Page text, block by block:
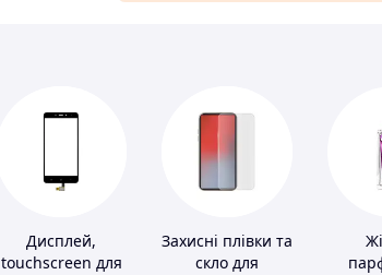
Дисплей,
touchscreen для
Захисні плівки та
скло для